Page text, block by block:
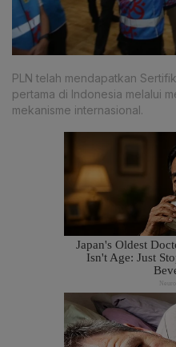
PLN telah mendapatkan
pertama di Indonesia melalui
mekanisme internasional.